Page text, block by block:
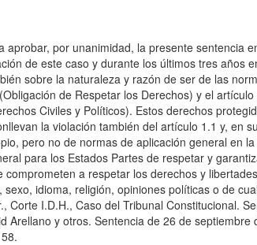
aprobar, por unanimidad, la presente sentencia
de este caso y durante los últimos tres años
sobre la naturaleza y razón de ser de las
de Respetar los Derechos) y el
Civiles y Políticos). Estos derechos
la violación también del artículo 1.1 y, en
pero no de normas de aplicación general en
para los Estados Partes de respetar y
a respetar los derechos y
idioma, religión, opiniones políticas o de
I.D.H., Caso del Tribunal Constitucional.
y otros. Sentencia de 26 de